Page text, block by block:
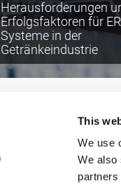
This
We use
We also
partners
Herausforderungen
Erfolgsfaktoren für
Systeme in der
Getränkeindustrie
Kategorien